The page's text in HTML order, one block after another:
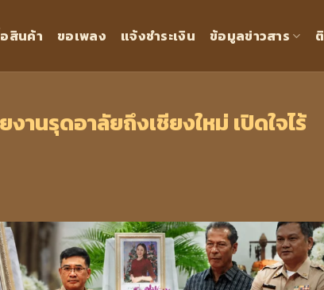
สินค้า ขอเพลง แจ้งชำระเงิน ข้อมูลข่าวสาร
านรุดอาลัยถึงเชียงใหม่ เปิดใจไร้